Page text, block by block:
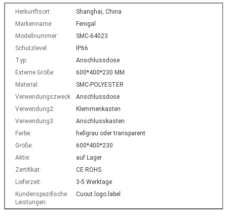
Herkunftsort:
Shanghai, China
Markenname:
Fenigal
Modellnummer:
SMC-64023
Schutzlevel:
IP66
Typ:
Anschlussdose
Externe Größe:
600*400*230 MM
Material:
SMC-POLYESTER
Verwendungszweck:
Anschlussdose
Verwendung2:
Klemmenkasten
Verwendung3:
Anschlusskasten
Farbe:
hellgrau oder transparent
Größe:
600*400*230
Aktie:
auf Lager
Zertifikat:
CE ROHS
Lieferzeit:
3-5 Werktage
Kundenspezifische
Leistungen:
Cuout.logo.label